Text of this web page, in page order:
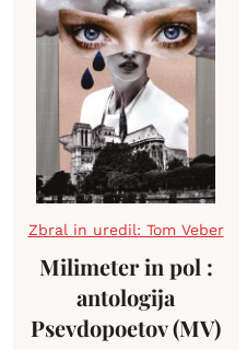
Zbral in uredil: Tom Veber
Milimeter in pol :
antologija
Psevdopoetov (MV)